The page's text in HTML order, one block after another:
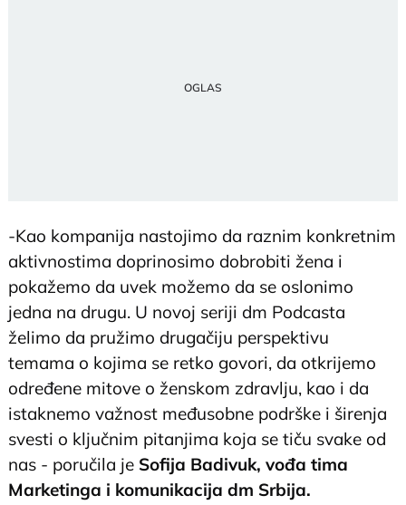
-Kao kompanija nastojimo da raznim konkretnim
aktivnostima doprinosimo dobrobiti žena i
pokažemo da uvek možemo da se oslonimo
jedna na drugu. U novoj seriji dm Podcasta
želimo da pružimo drugačiju perspektivu
temama o kojima se retko govori, da otkrijemo
određene mitove o ženskom zdravlju, kao i da
istaknemo važnost međusobne podrške i širenja
svesti o ključnim pitanjima koja se tiču svake od
nas - poručila je Sofija Badivuk, vođa tima
Marketinga i komunikacija dm Srbija.